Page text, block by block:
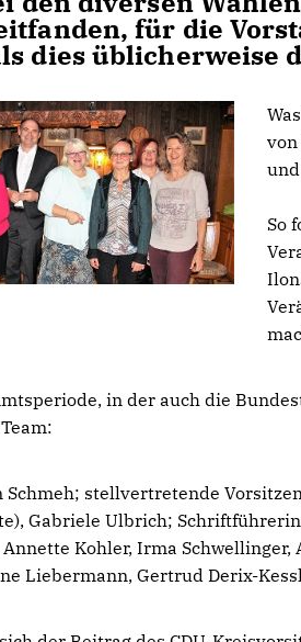
für die
dies üblicherweise
So
in der auch die
Schmeh; stellvertretende
Gabriele Ulbrich;
Kohler, Irma
Liebermann, Gertrud Derix-